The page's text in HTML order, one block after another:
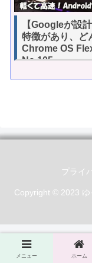
【Googleが設
特徴があり、ど
Chrome OS
No.105
プライ
Copyright © 2023
メニュー ホーム